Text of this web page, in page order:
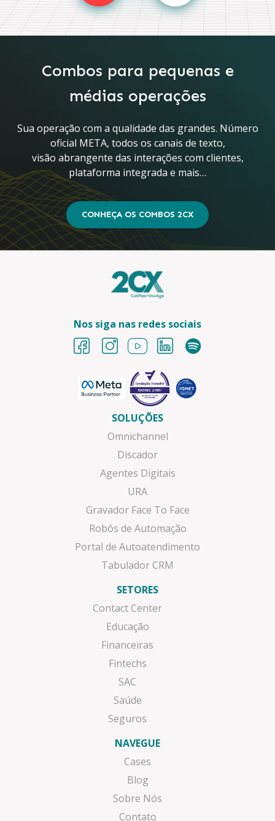
Combos para pequenas e
médias operações
Sua operação com a qualidade das grandes. Número
oficial META, todos os canais de texto,
visão abrangente das interações com clientes,
plataforma integrada e mais…
CONHEÇA OS COMBOS 2CX
Nos siga nas redes sociais
SOLUÇÕES
Omnichannel
Discador
Agentes Digitais
URA
Gravador Face To Face
Robôs de Automação
Portal de Autoatendimento
Tabulador CRM
SETORES
Contact Center
Educação
Financeiras
Fintechs
SAC
Saúde
Seguros
NAVEGUE
Cases
Blog
Sobre Nós
Contato